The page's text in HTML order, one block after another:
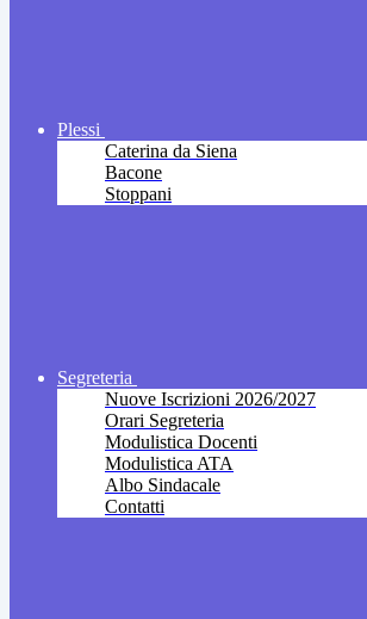
Plessi
Caterina da Siena
Bacone
Stoppani
Segreteria
Nuove Iscrizioni 2026/2027
Orari Segreteria
Modulistica Docenti
Modulistica ATA
Albo Sindacale
Contatti